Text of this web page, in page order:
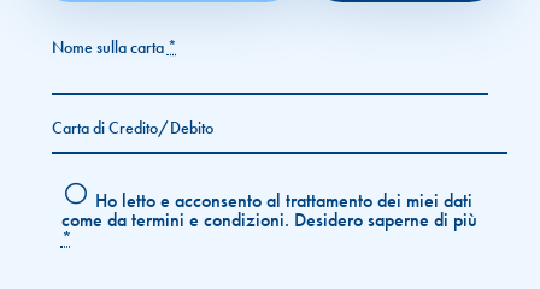
Nome sulla carta *
Carta di Credito/Debito
come da termini e condizioni. Desidero saperne di più
*